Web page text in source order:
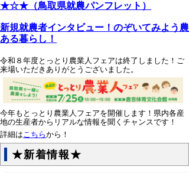
★☆★（鳥取県就農パンフレット）
新規就農者インタビュー！のぞいてみよう農
ある暮らし！
令和８年度とっとり農業人フェアは終了しました！ご
来場いただきありがとうございました。
今年もとっとり農業人フェアを開催します！県内各産
地の生産者からリアルな情報を聞くチャンスです！
詳細は こちらから！
★新着情報★